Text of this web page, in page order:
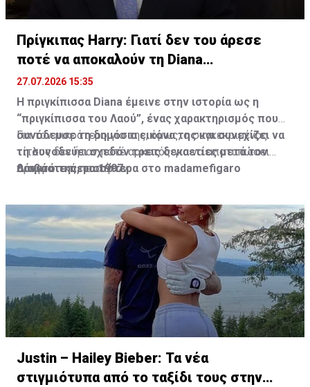
Πρίγκιπας Harry: Γιατί δεν του άρεσε
ποτέ να αποκαλούν τη Diana
“πριγκίπισσα”
27.07.2026 15:35
Η πριγκίπισσα Diana έμεινε στην ιστορία ως η
“πριγκίπισσα του Λαού”, ένας χαρακτηρισμός που
συνόδευσε τη δημόσια εικόνα της και συνεχίζει να
τη συνοδεύει σχεδόν τρεις δεκαετίες μετά τον
θάνατό της, το 1997.
Για τον μικρότερο γιο της, όμως, ο συγκεκριμένος
τίτλος δεν ήταν ποτέ αρκετός για να αποτυπώσει
πραγματικά ποια ήταν.
Διαβάστε περισσότερα στο madamefigaro
Justin – Hailey Bieber: Τα νέα
στιγμιότυπα από το ταξίδι τους στην